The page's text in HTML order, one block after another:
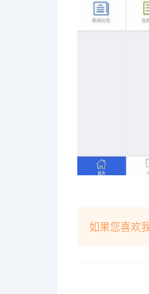
如果您喜欢